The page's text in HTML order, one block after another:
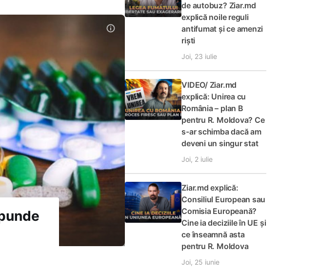
de autobuz? Ziar.md
explică noile reguli
antifumat și ce amenzi
riști
Joi, 23 iulie
VIDEO/ Ziar.md
explică: Unirea cu
România – plan B
pentru R. Moldova? Ce
s-ar schimba dacă am
deveni un singur stat
Joi, 2 iulie
Ziar.md explică:
Consiliul European sau
Comisia Europeană?
Cine ia deciziile în UE și
ce înseamnă asta
pentru R. Moldova
Joi, 25 iunie